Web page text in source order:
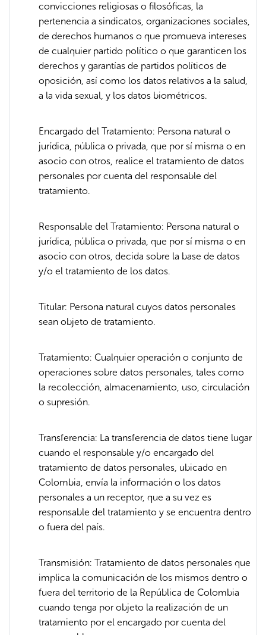
convicciones religiosas o filosóficas, la
pertenencia a sindicatos, organizaciones sociales,
de derechos humanos o que promueva intereses
de cualquier partido político o que garanticen los
derechos y garantías de partidos políticos de
oposición, así como los datos relativos a la salud,
a la vida sexual, y los datos biométricos.
Encargado del Tratamiento: Persona natural o
jurídica, pública o privada, que por sí misma o en
asocio con otros, realice el tratamiento de datos
personales por cuenta del responsable del
tratamiento.
Responsable del Tratamiento: Persona natural o
jurídica, pública o privada, que por sí misma o en
asocio con otros, decida sobre la base de datos
y/o el tratamiento de los datos.
Titular: Persona natural cuyos datos personales
sean objeto de tratamiento.
Tratamiento: Cualquier operación o conjunto de
operaciones sobre datos personales, tales como
la recolección, almacenamiento, uso, circulación
o supresión.
Transferencia: La transferencia de datos tiene lugar
cuando el responsable y/o encargado del
tratamiento de datos personales, ubicado en
Colombia, envía la información o los datos
personales a un receptor, que a su vez es
responsable del tratamiento y se encuentra dentro
o fuera del país.
Transmisión: Tratamiento de datos personales que
implica la comunicación de los mismos dentro o
fuera del territorio de la República de Colombia
cuando tenga por objeto la realización de un
tratamiento por el encargado por cuenta del